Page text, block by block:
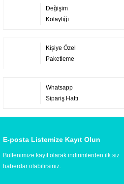
Değişim
Kolaylığı
Kişiye Özel
Paketleme
Whatsapp
Sipariş Hattı
E-posta Listemize Kayıt Olun
Bültenimize kayıt olarak indirimlerden ilk siz
haberdar olabilirsiniz.